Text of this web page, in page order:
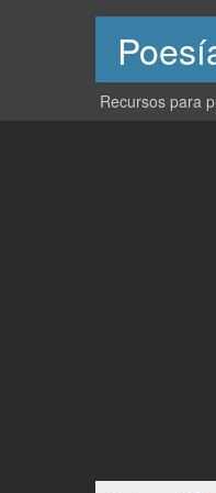
Recursos para